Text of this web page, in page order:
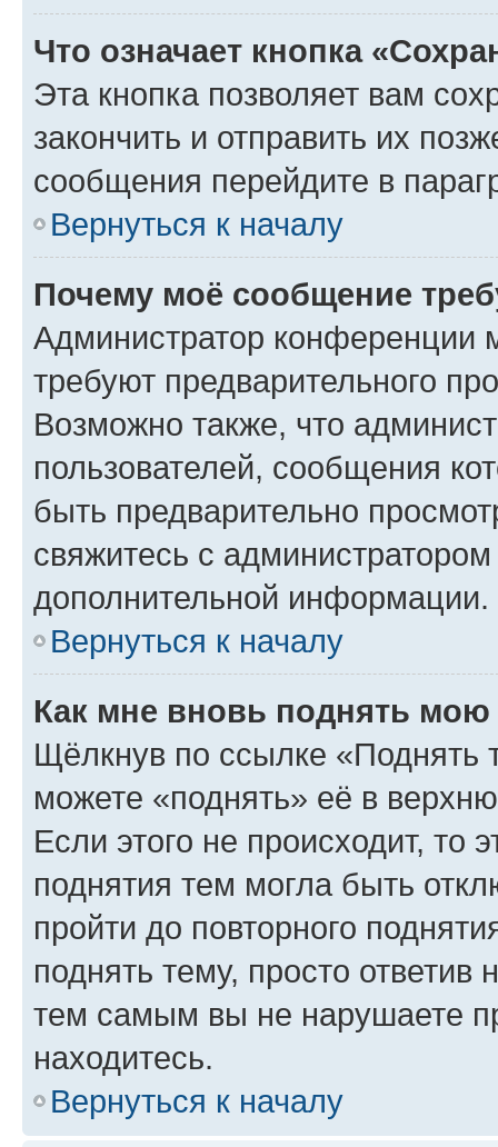
Что означает кнопка
Эта кнопка позволяет вам
закончить и отправить их
сообщения перейдите в
Вернуться к началу
Почему моё сообщение
Администратор конференции
требуют предварительного
Возможно также, что
пользователей, сообщения
быть предварительно
свяжитесь с
дополнительной информации.
Вернуться к началу
Как мне вновь поднять мою
Щёлкнув по ссылке «Поднять
можете «поднять» её в
Если этого не происходит, то
поднятия тем могла быть
пройти до повторного
поднять тему, просто ответив
тем самым вы не нарушаете
находитесь.
Вернуться к началу